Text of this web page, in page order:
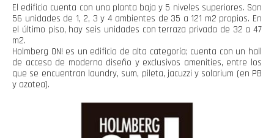
El edificio cuenta con una planta baja y 5 niveles superiores. Son
56 unidades de 1, 2, 3 y 4 ambientes de 35 a 121 m2 propios. En
el último piso, hay seis unidades con terraza privada de 32 a 47
m2.
Holmberg ON! es un edificio de alta categoría; cuenta con un hall
de acceso de moderno diseño y exclusivos amenities, entre los
que se encuentran laundry, sum, pileta, jacuzzi y solarium (en PB
y azotea).